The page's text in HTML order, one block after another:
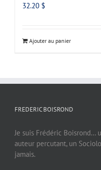
32.20 $
Ajouter au panier
FREDERIC BOISROND
Je suis Frédéric Boisrond…
auteur percutant, un
jamais.